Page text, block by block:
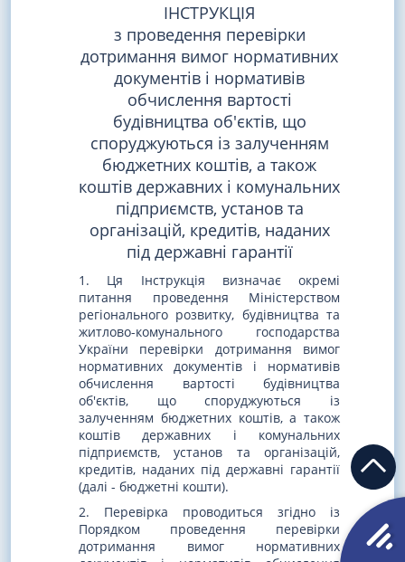
ІНСТРУКЦІЯ
з проведення перевірки
дотримання вимог нормативних
документів і нормативів
обчислення вартості
будівництва об'єктів, що
споруджуються із залученням
бюджетних коштів, а також
коштів державних і комунальних
підприємств, установ та
організацій, кредитів, наданих
під державні гарантії
1. Ця Інструкція визначає окремі
питання проведення Міністерством
регіонального розвитку, будівництва та
житлово-комунального господарства
України перевірки дотримання вимог
нормативних документів і нормативів
обчислення вартості будівництва
об'єктів, що споруджуються із
залученням бюджетних коштів, а також
коштів державних і комунальних
підприємств, установ та організацій,
кредитів, наданих під державні гарантії
(далі - бюджетні кошти).
2. Перевірка проводиться згідно із
Порядком проведення перевірки
дотримання вимог нормативних